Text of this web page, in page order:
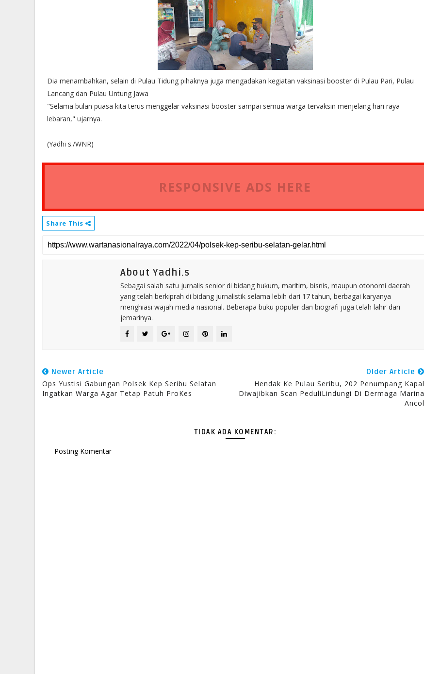
Dia menambahkan, selain di Pulau Tidung pihaknya juga mengadakan kegiatan vaksinasi booster di Pulau Pari, Pulau
Lancang dan Pulau Untung Jawa
"Selama bulan puasa kita terus menggelar vaksinasi booster sampai semua warga tervaksin menjelang hari raya
lebaran," ujarnya.
(Yadhi s./WNR)
RESPONSIVE ADS HERE
Share This
About Yadhi.s
Sebagai salah satu jurnalis senior di bidang hukum, maritim, bisnis, maupun otonomi daerah
yang telah berkiprah di bidang jurnalistik selama lebih dari 17 tahun, berbagai karyanya
menghiasi wajah media nasional. Beberapa buku populer dan biografi juga telah lahir dari
jemarinya.
Newer Article
Ops Yustisi Gabungan Polsek Kep Seribu Selatan
Ingatkan Warga Agar Tetap Patuh ProKes
Older Article
Hendak Ke Pulau Seribu, 202 Penumpang Kapal
Diwajibkan Scan PeduliLindungi Di Dermaga Marina
Ancol
TIDAK ADA KOMENTAR:
Posting Komentar